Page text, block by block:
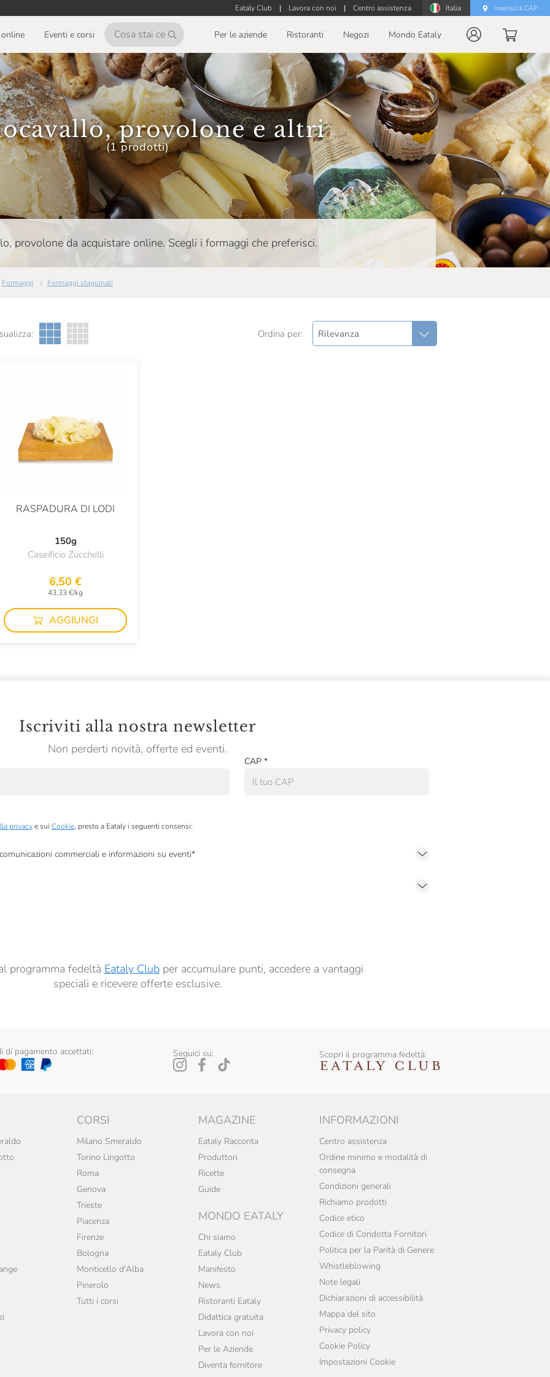
Eataly Club | Lavora con noi | Centro assistenza Italia Inserisci il CAP
Eventi e corsi Per le aziende Ristoranti Negozi Mondo Eataly
provolone e altri
(1 prodotti)
provolone da acquistare online. Scegli i formaggi che preferisci.
Formaggi Formaggi stagionati
Ordina per: Rilevanza
RASPADURA DI LODI
150g
Caseificio Zucchelli
6,50 €
43,33 €/kg
AGGIUNGI
Iscriviti alla nostra newsletter
Non perderti novità, offerte ed eventi.
CAP *
privacye sui Cookie, presto a Eataly i seguenti consensi:
commerciali e informazioni su eventi*
programma fedeltà Eataly Clubper accumulare punti, accedere a vantaggi
speciali e ricevere offerte esclusive.
di pagamento accettati: Seguici su: Scopri il programma fedeltà:
CORSI
Milano Smeraldo
Torino Lingotto
Roma
Genova
Trieste
Piacenza
Firenze
Bologna
Monticello d'Alba
Pinerolo
Tutti i corsi
MAGAZINE
Eataly Racconta
Produttori
Ricette
Guide
MONDO EATALY
Chi siamo
Eataly Club
Manifesto
News
Ristoranti Eataly
Didattica gratuita
Lavora con noi
Per le Aziende
Diventa fornitore
INFORMAZIONI
Centro assistenza
Ordine minimo e modalità di
consegna
Condizioni generali
Richiamo prodotti
Codice etico
Codice di Condotta Fornitori
Politica per la Parità di Genere
Whistleblowing
Note legali
Dichiarazioni di accessibilità
Mappa del sito
Privacy policy
Cookie Policy
Impostazioni Cookie